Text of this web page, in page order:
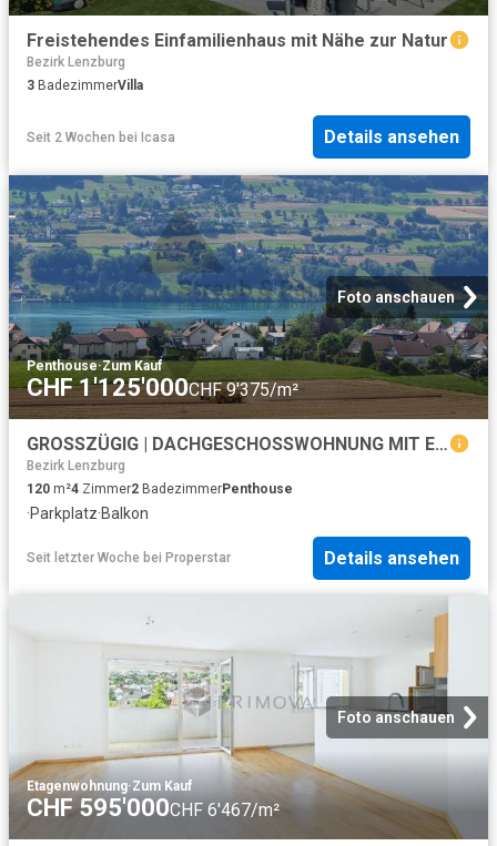
Freistehendes Einfamilienhaus mit Nähe zur Natur
Bezirk Lenzburg
3 BadezimmerVilla
Seit 2 Wochen bei Icasa Details ansehen
Foto anschauen
Penthouse·Zum Kauf
CHF 1'125'000CHF 9'375/m²
GROSSZÜGIG | DACHGESCHOSSWOHNUNG MIT EINZIGARTIGEM RAUMGEFÜHL
Bezirk Lenzburg
120 m²4 Zimmer2 BadezimmerPenthouse
·Parkplatz·Balkon
Seit letzter Woche bei Properstar Details ansehen
Foto anschauen
Etagenwohnung·Zum Kauf
CHF 595'000CHF 6'467/m²